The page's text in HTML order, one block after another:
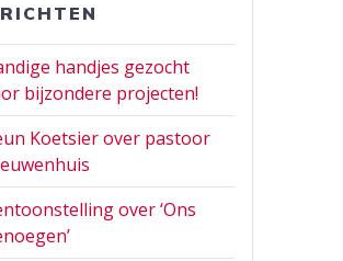
handjes gezocht
bijzondere projecten!
Koetsier over pastoor
over ‘Ons